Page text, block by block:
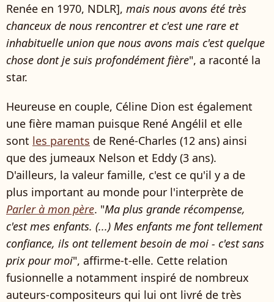
Renée en 1970, NDLR], mais nous avons été très
chanceux de nous rencontrer et c'est une rare et
inhabituelle union que nous avons mais c'est quelque
chose dont je suis profondément fière", a raconté la
star.
Heureuse en couple, Céline Dion est également
une fière maman puisque René Angélil et elle
sont les parents de René-Charles (12 ans) ainsi
que des jumeaux Nelson et Eddy (3 ans).
D'ailleurs, la valeur famille, c'est ce qu'il y a de
plus important au monde pour l'interprète de
Parler à mon père. "Ma plus grande récompense,
c'est mes enfants. (...) Mes enfants me font tellement
confiance, ils ont tellement besoin de moi - c'est sans
prix pour moi", affirme-t-elle. Cette relation
fusionnelle a notamment inspiré de nombreux
auteurs-compositeurs qui lui ont livré de très